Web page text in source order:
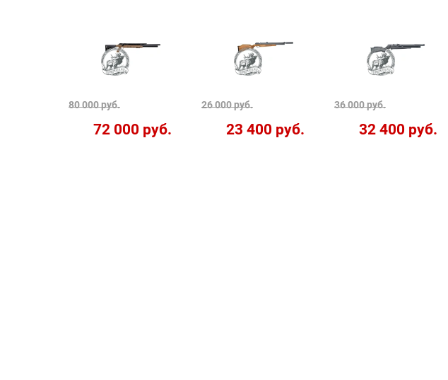
80 000 руб.
72 000 руб.
26 000 руб.
23 400 руб.
36 000 руб.
32 400 руб.